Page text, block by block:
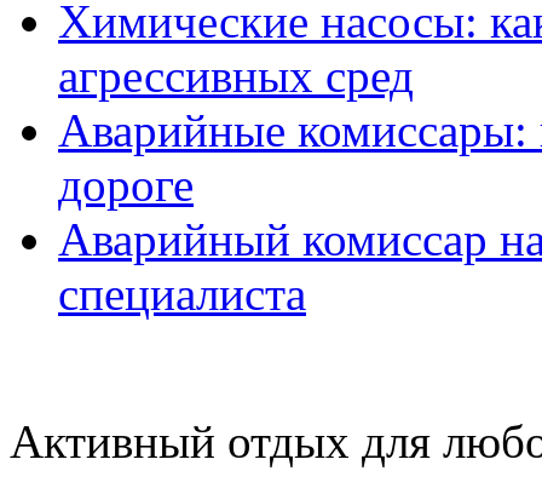
Химические насосы:
агрессивных сред
Аварийные
дороге
Аварийный комиссар
специалиста
Активный отдых для